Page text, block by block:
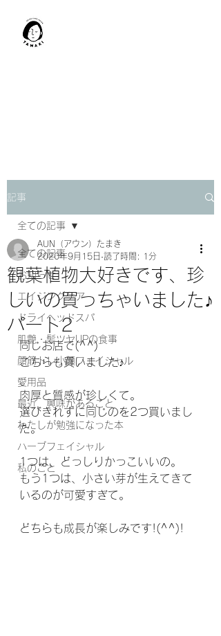
記事
全ての記事
お知らせ
エイジングケア
ドライヘッドスパ
肌艶・髪ツヤUPの食事
顔筋トレ小顔フェイシャル
愛用品
最近、興味があること
わたしが勉強になった本
ハーブフェイシャル
私のこと
全ての記事
観葉植物大好きです、珍
しいの買っちゃいました♪
パート2
AUN（アウン）たまき
2020年9月15日 読了時間: 1分
同じお店で(^^)
こちらも買いました♪
肉厚と質感が珍しくて。
選びきれずに同じのを2つ買いまし
た。
1つは、どっしりかっこいいの。
もう1つは、小さい芽が生えてきて
いるのが可愛すぎて。
どちらも成長が楽しみです!(^^)!